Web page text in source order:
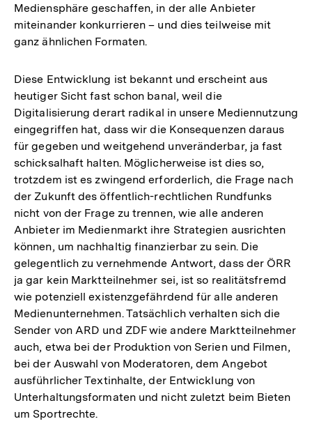
Mediensphäre geschaffen, in der alle Anbieter
miteinander konkurrieren – und dies teilweise mit
ganz ähnlichen Formaten.
Diese Entwicklung ist bekannt und erscheint aus
heutiger Sicht fast schon banal, weil die
Digitalisierung derart radikal in unsere Mediennutzung
eingegriffen hat, dass wir die Konsequenzen daraus
für gegeben und weitgehend unveränderbar, ja fast
schicksalhaft halten. Möglicherweise ist dies so,
trotzdem ist es zwingend erforderlich, die Frage nach
der Zukunft des öffentlich-rechtlichen Rundfunks
nicht von der Frage zu trennen, wie alle anderen
Anbieter im Medienmarkt ihre Strategien ausrichten
können, um nachhaltig finanzierbar zu sein. Die
gelegentlich zu vernehmende Antwort, dass der ÖRR
ja gar kein Marktteilnehmer sei, ist so realitätsfremd
wie potenziell existenzgefährdend für alle anderen
Medienunternehmen. Tatsächlich verhalten sich die
Sender von ARD und ZDF wie andere Marktteilnehmer
auch, etwa bei der Produktion von Serien und Filmen,
bei der Auswahl von Moderatoren, dem Angebot
ausführlicher Textinhalte, der Entwicklung von
Unterhaltungsformaten und nicht zuletzt beim Bieten
um Sportrechte.